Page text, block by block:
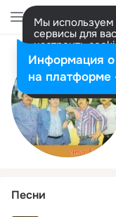
Мы используем
сервисы для
настроить
представитель.
Разрешить все
Песни
Информация о
на платформе